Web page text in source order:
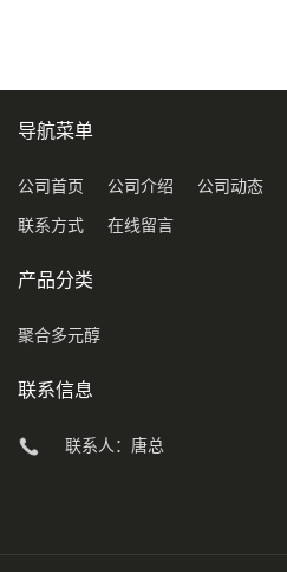
导航菜单
公司首页 公司介绍 公司动态
联系方式 在线留言
产品分类
聚合多元醇
联系信息
联系人：唐总